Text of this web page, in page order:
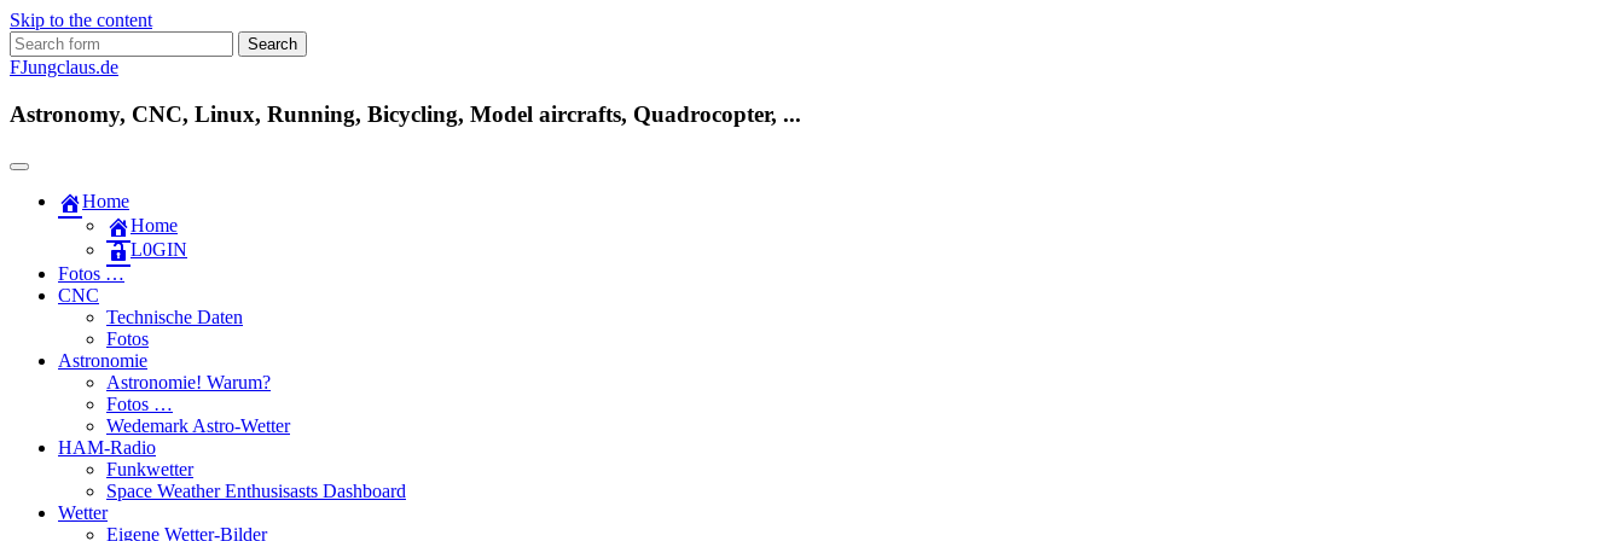
Skip to the content
Search
for:
FJungclaus.de
Astronomy, CNC, Linux, Running, Bicycling, Model aircrafts, Quadrocopter, ...
Home
Home
L​0​​GIN
Fotos …
CNC
Technische Daten
Fotos
Astronomie
Astronomie! Warum?
Fotos …
Wedemark Astro-Wetter
HAM-Radio
Funkwetter
Space Weather Enthusisasts Dashboard
Wetter
Eigene Wetter-Bilder